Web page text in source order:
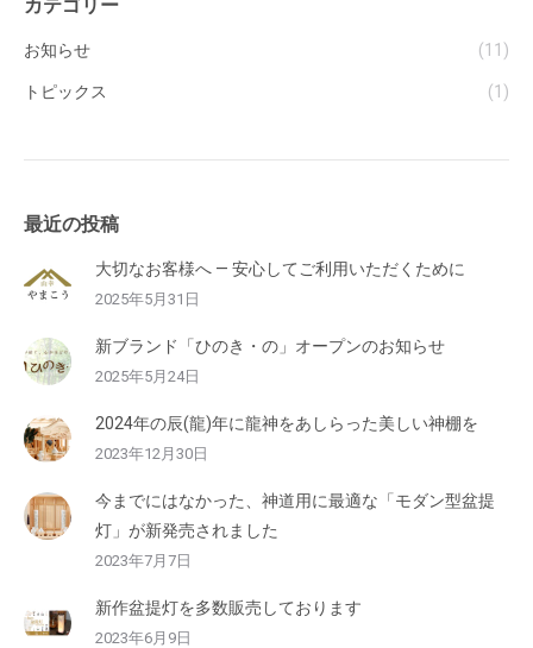
カテゴリー
お知らせ (11)
トピックス (1)
最近の投稿
大切なお客様へ — 安心してご利用いただくために
2025年5月31日
新ブランド「ひのき・の」オープンのお知らせ
2025年5月24日
2024年の辰(龍)年に龍神をあしらった美しい神棚を
2023年12月30日
今までにはなかった、神道用に最適な「モダン型盆提
灯」が新発売されました
2023年7月7日
新作盆提灯を多数販売しております
2023年6月9日